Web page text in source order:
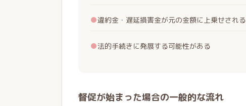
●違約金・遅延損害金が元の金額に上乗せされる
●法的手続きに発展する可能性がある
督促が始まった場合の一般的な流れ